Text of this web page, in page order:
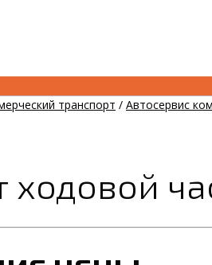
транспорт / Автосервис